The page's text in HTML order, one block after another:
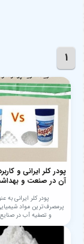
1
پودر کلر ایرانی و
آن در صنعت و
پودر کلر ایرانی به
پرمصرف‌ترین مواد
و تصفیه آب در